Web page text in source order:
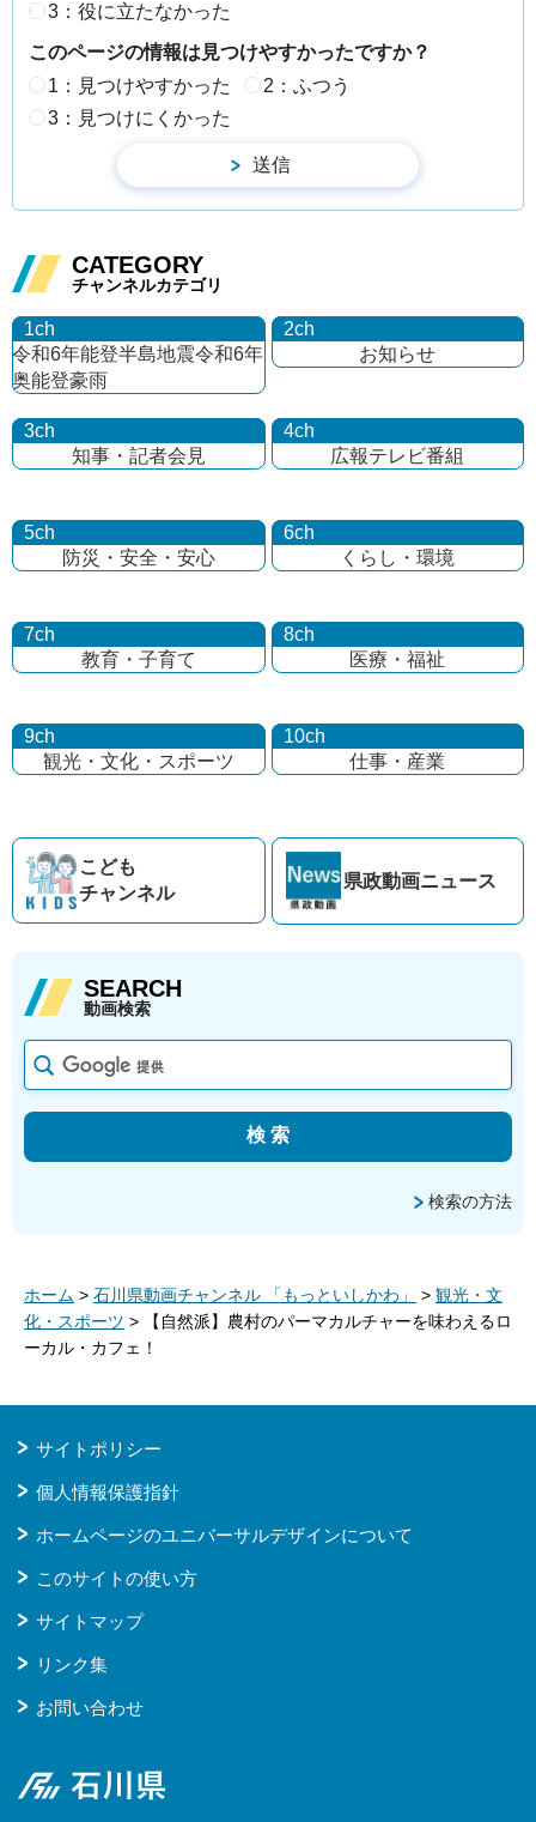
3：役に立たなかった
このページの情報は見つけやすかったですか？
1：見つけやすかった
2：ふつう
3：見つけにくかった
CATEGORY
チャンネルカテゴリ
1ch
令和6年能登半島地震令和6年
奥能登豪雨
2ch
お知らせ
3ch
知事・記者会見
4ch
広報テレビ番組
5ch
防災・安全・安心
6ch
くらし・環境
7ch
教育・子育て
8ch
医療・福祉
9ch
観光・文化・ スポーツ
10ch
仕事・産業
こども
チャンネル
県政動画ニュース
SEARCH
動画検索
検索の方法
ホーム > 石川県動画チャンネル 「もっといしかわ」 > 観光・文
化・スポーツ > 【自然派】農村のパーマカルチャーを味わえるロ
ーカル・カフェ！
サイトポリシー
個人情報保護指針
ホームページのユニバーサルデザインについて
このサイトの使い方
サイトマップ
リンク集
お問い合わせ
石川県